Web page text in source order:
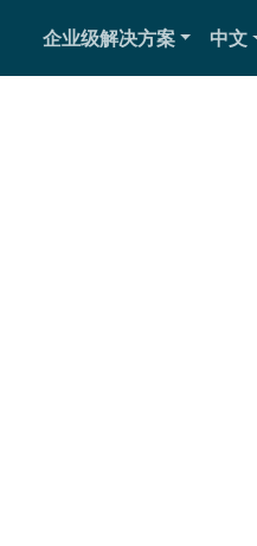
企业级解决方案 中文